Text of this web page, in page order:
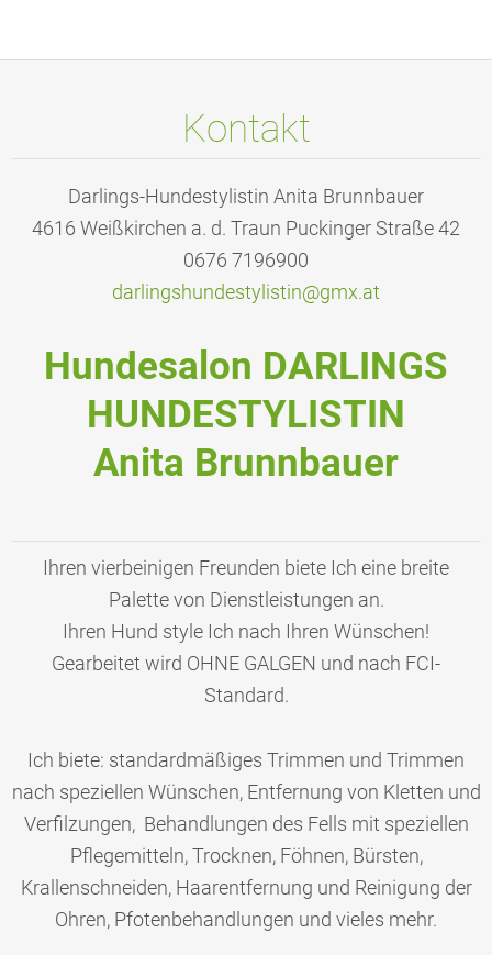
Kontakt
Darlings-Hundestylistin Anita Brunnbauer
4616 Weißkirchen a. d. Traun Puckinger Straße 42
0676 7196900
darlingshundesty listin@gmx.at
Hundesalon DARLINGS
HUNDESTYLISTIN
Anita Brunnbauer
Ihren vierbeinigen Freunden biete Ich eine breite
Palette von Dienstleistungen an.
Ihren Hund style Ich nach Ihren Wünschen!
Gearbeitet wird OHNE GALGEN und nach FCI-
Standard.
Ich biete: standardmäßiges Trimmen und Trimmen
nach speziellen Wünschen, Entfernung von Kletten und
Verfilzungen, Behandlungen des Fells mit speziellen
Pflegemitteln, Trocknen, Föhnen, Bürsten,
Krallenschneiden, Haarentfernung und Reinigung der
Ohren, Pfotenbehandlungen und vieles mehr.